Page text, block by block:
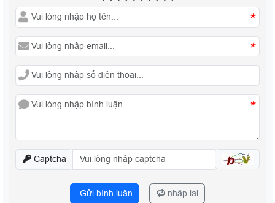
*
*
*
Captcha
Gửi bình luận nhập lại